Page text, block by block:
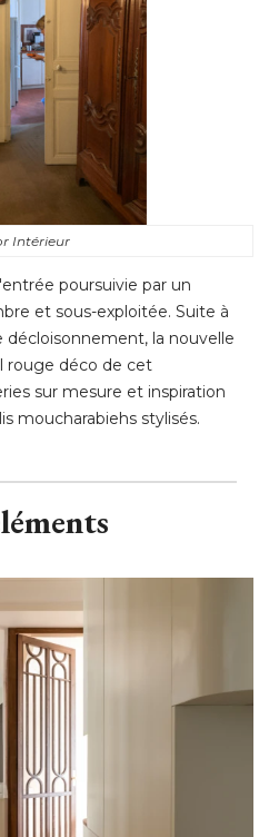
Intérieur
poursuivie par un
et sous-exploitée. Suite à
la nouvelle